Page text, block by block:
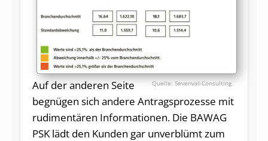
Sevenval-Consulting
Auf der anderen Seite
begnügen sich andere Antragsprozesse mit
rudimentären Informationen. Die BAWAG
PSK lädt den Kunden gar unverblümt zum